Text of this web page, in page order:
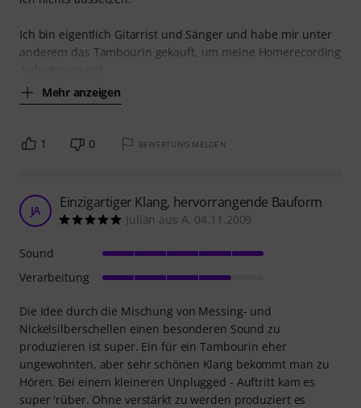
Ich bin eigentlich Gitarrist und Sänger und habe mir unter
anderem das Tambourin gekauft, um meine Homerecording
Mehr anzeigen
1 0 BEWERTUNG MELDEN
JA Einzigartiger Klang, hervorrangende Bauform
Julian aus A. 04.11.2009
Die Idee durch die Mischung von Messing- und
Nickelsilberschellen einen besonderen Sound zu
produzieren ist super. Ein für ein Tambourin eher
ungewohnten, aber sehr schönen Klang bekommt man zu
Hören. Bei einem kleineren Unplugged - Auftritt kam es
super 'rüber. Ohne verstärkt zu werden produziert es
Sound
Verarbeitung